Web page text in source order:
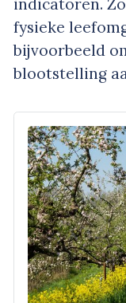
indicatoren.
fysieke
bijvoorbeeld
blootstelling